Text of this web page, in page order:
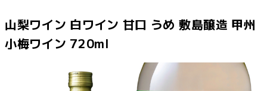
山梨ワイン 白ワイン 甘口 うめ 敷島醸造 甲州
小梅ワイン 720ml